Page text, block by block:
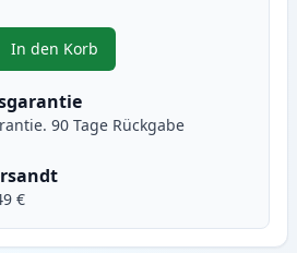
um anzupassen
In den Korb
, 2 stück Brother LC1100M
90 Tage Rückgabe
€